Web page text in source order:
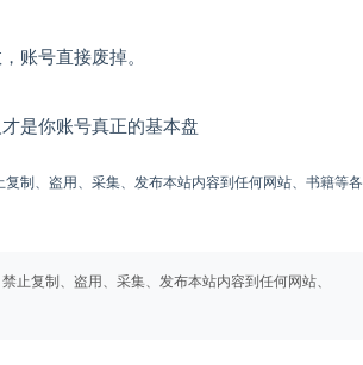
账号直接废掉。
是你账号真正的基本盘
制、盗用、采集、发布本站内容到任何网站、书籍等各
止复制、盗用、采集、发布本站内容到任何网站、